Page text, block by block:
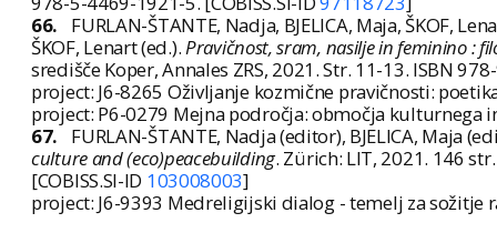
66.
FURLAN-ŠTANTE, Nadja, BJELICA, Maja, ŠKOF,
ŠKOF, Lenart (ed.).Pravičnost, sram, nasilje in feminino :
središče Koper, Annales ZRS, 2021. Str. 11-13. ISBN
project: J6-8265 Oživljanje kozmične pravičnosti:
project: P6-0279 Mejna področja: območja kulturnega
67.
FURLAN-ŠTANTE, Nadja (editor), BJELICA, Maja
culture and (eco)peacebuilding. Zürich: LIT, 2021. 146
[COBISS.SI-ID 103008003]
project: J6-9393 Medreligijski dialog - temelj za sožitje